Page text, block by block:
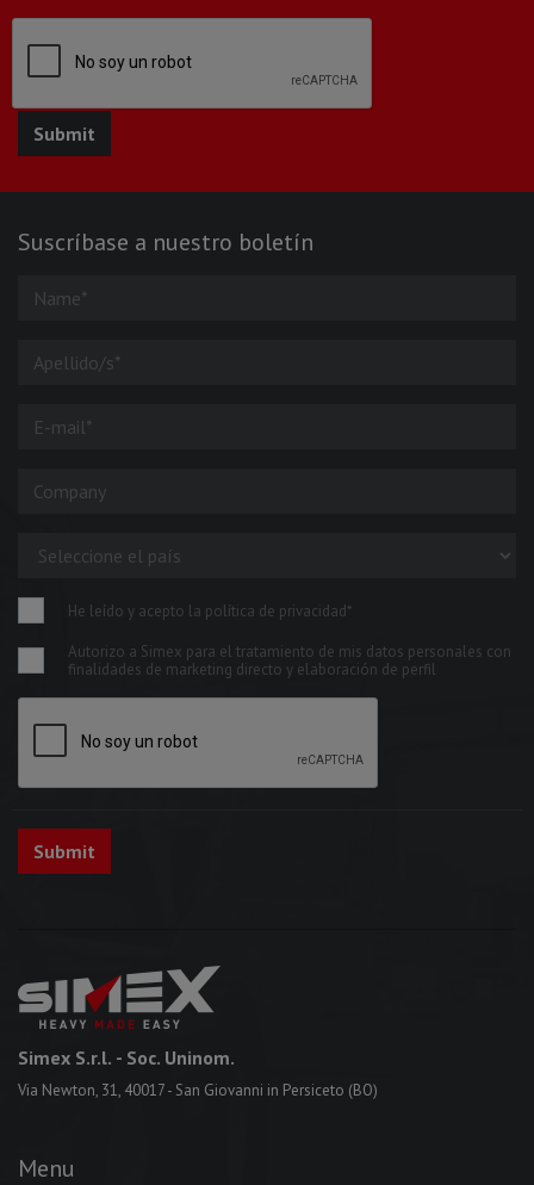
Suscríbase a nuestro boletín
He leído y acepto la política de privacidad*
Autorizo a Simex para el tratamiento de mis datos personales con
finalidades de marketing directo y elaboración de perfil
Simex S.r.l. - Soc. Uninom.
Via Newton, 31, 40017 - San Giovanni in Persiceto (BO)
Menu